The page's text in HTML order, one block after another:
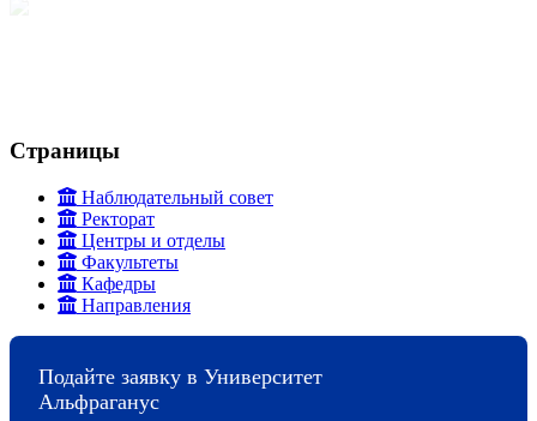
Страницы
Наблюдательный совет
Ректорат
Центры и отделы
Факультеты
Кафедры
Направления
Подайте заявку в Университет
Альфраганус